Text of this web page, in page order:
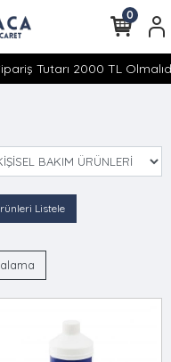
Tutarı 2000 TL
0
Listele